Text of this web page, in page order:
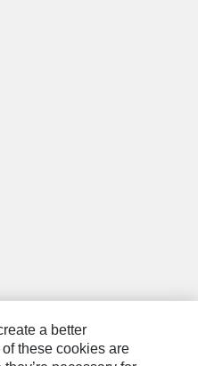
a better
these cookies are